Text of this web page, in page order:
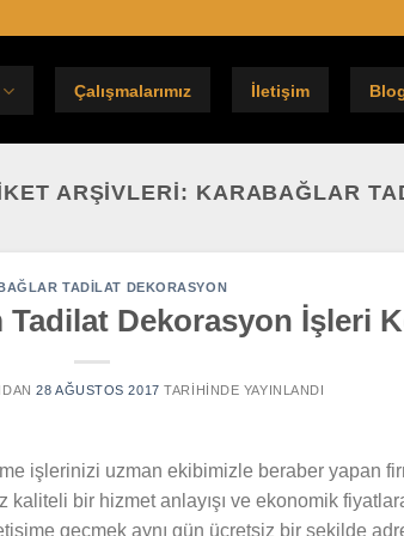
Çalışmalarımız İletişim
ARŞIVLERI: KARABAĞLAR
TADILAT DEKORASYON
Tadilat Dekorasyon İşleri
28 AĞUSTOS 2017 TARIHINDE YAYINLANDI
işlerinizi uzman ekibimizle beraber yapan
bir hizmet anlayışı ve ekonomik
geçmek aynı gün ücretsiz bir şekilde